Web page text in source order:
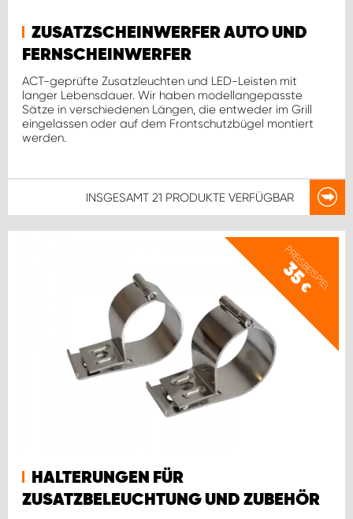
ZUSATZSCHEINWERFER AUTO UND
FERNSCHEINWERFER
ACT-geprüfte Zusatzleuchten und LED-Leisten mit
langer Lebensdauer. Wir haben modellangepasste
Sätze in verschiedenen Längen, die entweder im Grill
eingelassen oder auf dem Frontschutzbügel montiert
werden.
INSGESAMT 21 PRODUKTE VERFÜGBAR
PREISBEISPIEL
35
€
HALTERUNGEN FÜR
ZUSATZBELEUCHTUNG UND ZUBEHÖR